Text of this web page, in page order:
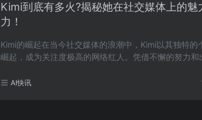
Kimi到底有多火?揭秘她在社交媒体上的魅
力！
Kimi的崛起在当今社交媒体的浪潮中，Kimi以其独特的
崛起，成为关注度极高的网络红人。凭借不懈的努力和
AI快讯